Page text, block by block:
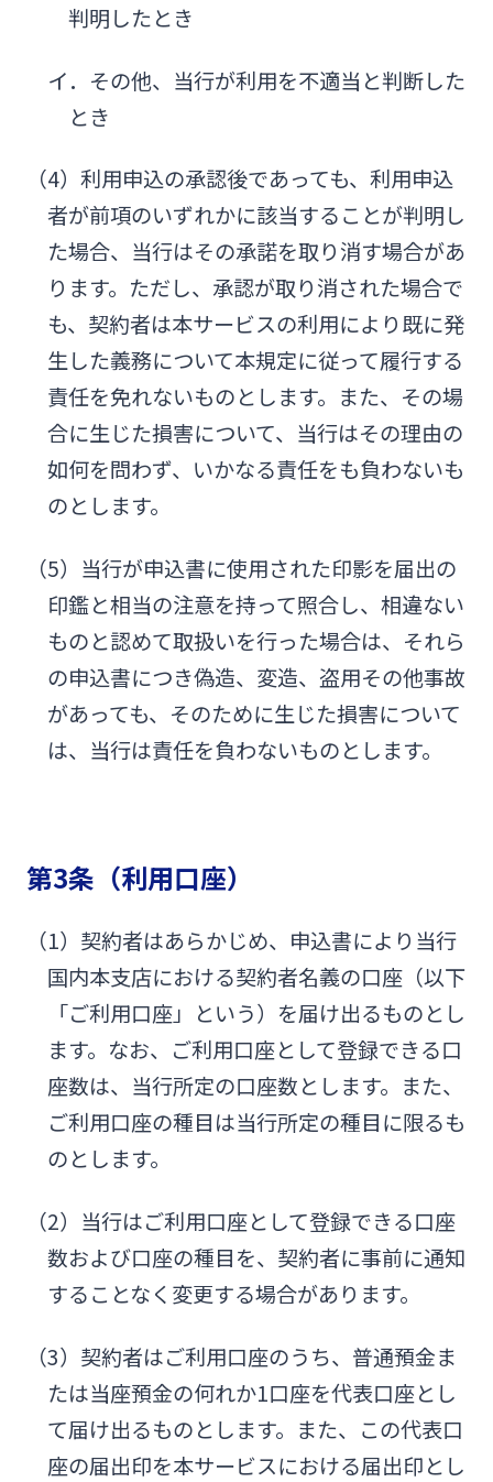
判明したとき
イ．その他、当行が利用を不適当と判断した
とき
（4）利用申込の承認後であっても、利用申込
者が前項のいずれかに該当することが判明し
た場合、当行はその承諾を取り消す場合があ
ります。ただし、承認が取り消された場合で
も、契約者は本サービスの利用により既に発
生した義務について本規定に従って履行する
責任を免れないものとします。また、その場
合に生じた損害について、当行はその理由の
如何を問わず、いかなる責任をも負わないも
のとします。
（5）当行が申込書に使用された印影を届出の
印鑑と相当の注意を持って照合し、相違ない
ものと認めて取扱いを行った場合は、それら
の申込書につき偽造、変造、盗用その他事故
があっても、そのために生じた損害について
は、当行は責任を負わないものとします。
第3条（利用口座）
（1）契約者はあらかじめ、申込書により当行
国内本支店における契約者名義の口座（以下
「ご利用口座」という）を届け出るものとし
ます。なお、ご利用口座として登録できる口
座数は、当行所定の口座数とします。また、
ご利用口座の種目は当行所定の種目に限るも
のとします。
（2）当行はご利用口座として登録できる口座
数および口座の種目を、契約者に事前に通知
することなく変更する場合があります。
（3）契約者はご利用口座のうち、普通預金ま
たは当座預金の何れか1口座を代表口座とし
て届け出るものとします。また、この代表口
座の届出印を本サービスにおける届出印とし